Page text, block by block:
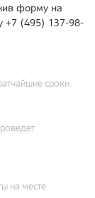
форму на
+7 (495) 137-98-
сроки.
на месте